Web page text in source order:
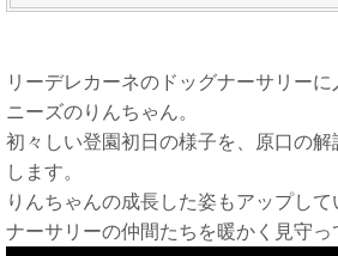
リーデレカーネのドッグナーサリー
ニーズのりんちゃん。
初々しい登園初日の様子を、原口の解
します。
りんちゃんの成長した姿もアップして
ナーサリーの仲間たちを暖かく見守っ